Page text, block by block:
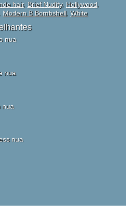
hair, Brief Nudity, Hollywood,
, Modern B Bombshell, White
nua
nua
nua
nua